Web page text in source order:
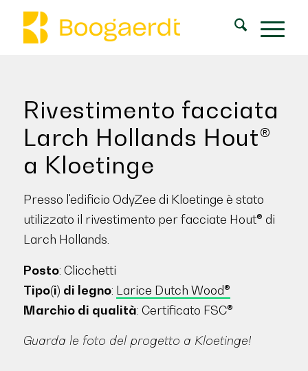
Rivestimento facciata
Larch Hollands Hout®
a Kloetinge
Presso l'edificio OdyZee di Kloetinge è stato
utilizzato il rivestimento per facciate Hout® di
Larch Hollands.
Posto: Clicchetti
Tipo(i) di legno: Larice Dutch Wood®
Marchio di qualità: Certificato FSC®
Guarda le foto del progetto a Kloetinge!